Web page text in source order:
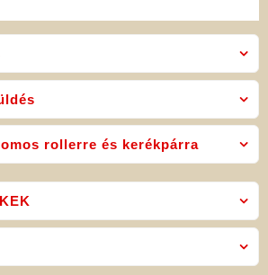
rollerre és kerékpárra